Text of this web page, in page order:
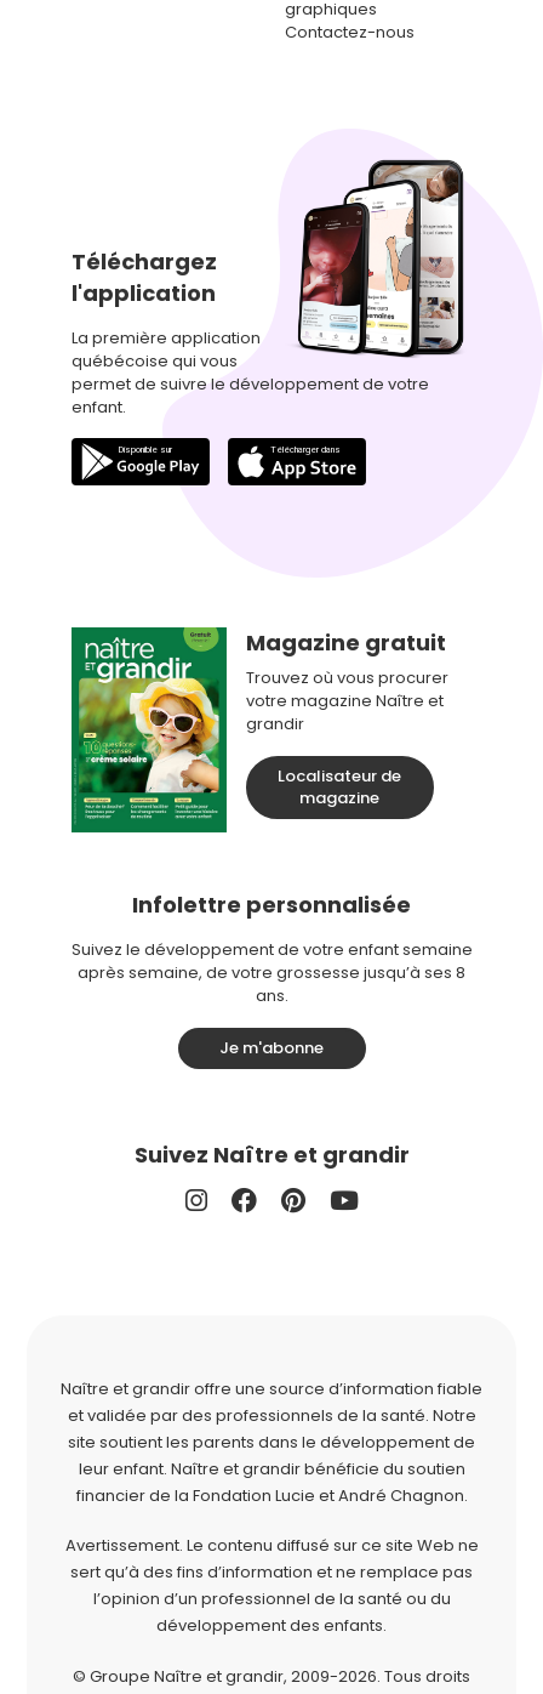
graphiques
Contactez-nous
Téléchargez
l'application
La première application
québécoise qui vous
permet de suivre le développement de votre
enfant.
Magazine gratuit
Trouvez où vous procurer
votre magazine Naître et
grandir
Localisateur de
magazine
Infolettre personnalisée
Suivez le développement de votre enfant semaine
après semaine, de votre grossesse jusqu’à ses 8
ans.
Je m'abonne
Suivez Naître et grandir
Naître et grandir offre une source d’information fiable
et validée par des professionnels de la santé. Notre
site soutient les parents dans le développement de
leur enfant. Naître et grandir bénéficie du soutien
financier de la Fondation Lucie et André Chagnon.
Avertissement. Le contenu diffusé sur ce site Web ne
sert qu’à des fins d’information et ne remplace pas
l’opinion d’un professionnel de la santé ou du
développement des enfants.
© Groupe Naître et grandir, 2009-2026. Tous droits